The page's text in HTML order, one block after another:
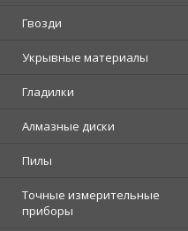
Гвозди
Укрывные материалы
Гладилки
Алмазные диски
Пилы
Точные измерительные
приборы